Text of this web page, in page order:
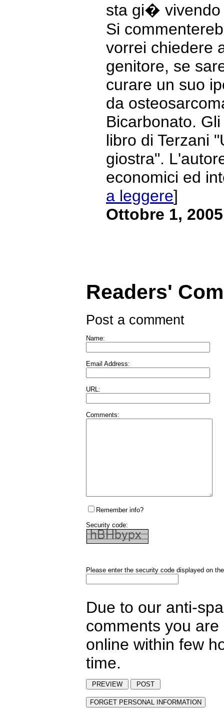
sta gi� vivendo
Si
vorrei chiedere
genitore, se
curare un suo
da
Bicarbonato.
libro di Terzani
giostra".
economici ed
a leggere]
Ottobre 1, 2005
Readers'
Post a comment
Name:
Email Address:
URL:
Comments:
Remember info?
Security code:
Please enter the security code displayed on
Due to our anti-
comments you
online within few
time.